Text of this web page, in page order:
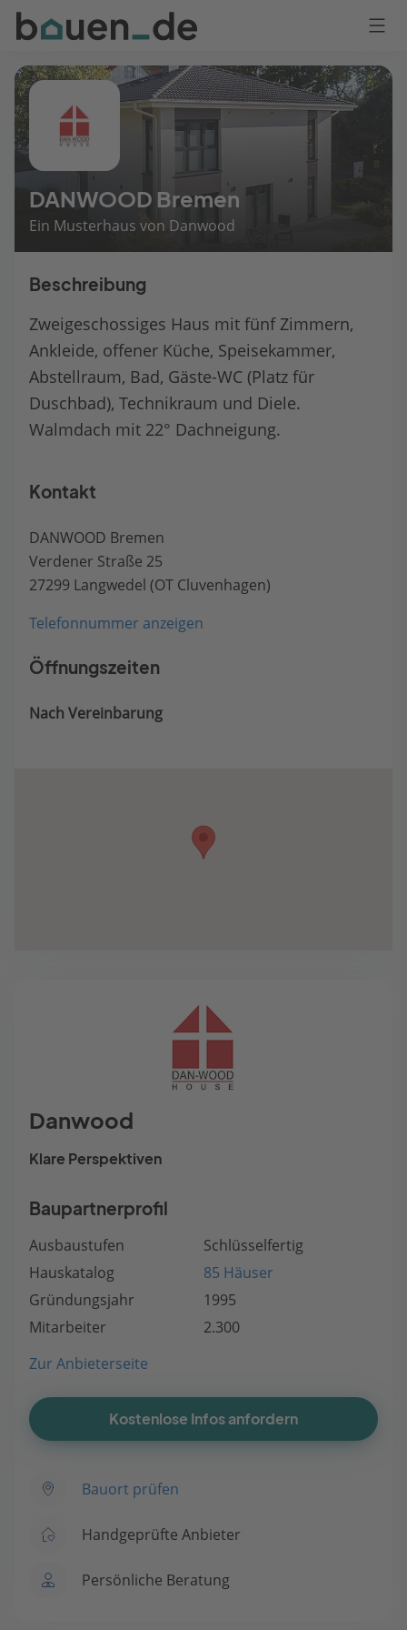
Bauen
Logo
Anmelden
DANWOOD Bremen
Ein Musterhaus von Danwood
Beschreibung
Zweigeschossiges Haus mit fünf Zimmern,
Ankleide, offener Küche, Speisekammer,
Abstellraum, Bad, Gäste-WC (Platz für
Duschbad), Technikraum und Diele.
Walmdach mit 22° Dachneigung.
Kontakt
DANWOOD Bremen
Verdener Straße 25
27299 Langwedel (OT Cluvenhagen)
Telefonnummer anzeigen
Öffnungszeiten
Nach Vereinbarung
Danwood
Klare Perspektiven
Baupartnerprofil
Ausbaustufen
Schlüsselfertig
Hauskatalog
85 Häuser
Gründungsjahr
1995
Mitarbeiter
2.300
Zur Anbieterseite
Kostenlose Infos anfordern
Bauort prüfen
Handgeprüfte Anbieter
Persönliche Beratung